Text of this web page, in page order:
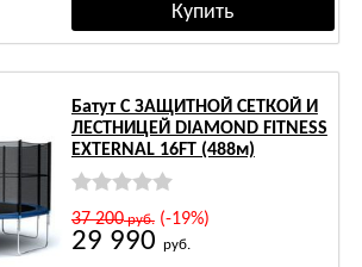
Батут С ЗАЩИТНОЙ СЕТКОЙ И
ЛЕСТНИЦЕЙ DIAMOND FITNESS
EXTERNAL 16FT (488м)
37 200руб.(-19%)
29 990 руб.